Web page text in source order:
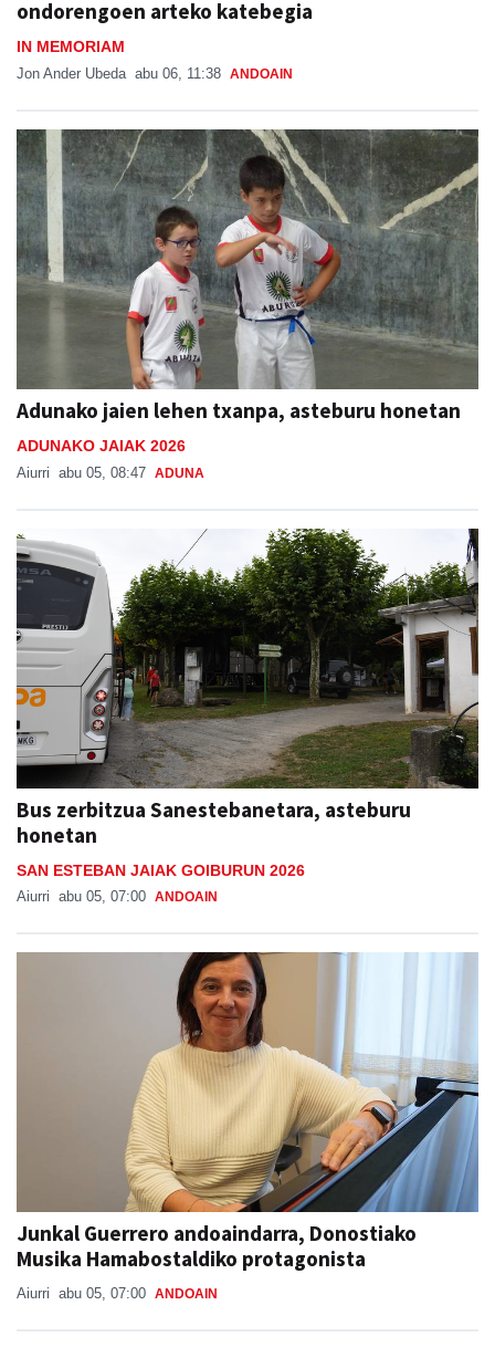
ondorengoen arteko katebegia
IN MEMORIAM
Jon Ander Ubeda abu 06, 11:38 ANDOAIN
Adunako jaien lehen txanpa, asteburu honetan
ADUNAKO JAIAK 2026
Aiurri abu 05, 08:47 ADUNA
Bus zerbitzua Sanestebanetara, asteburu
honetan
SAN ESTEBAN JAIAK GOIBURUN 2026
Aiurri abu 05, 07:00 ANDOAIN
Junkal Guerrero andoaindarra, Donostiako
Musika Hamabostaldiko protagonista
Aiurri abu 05, 07:00 ANDOAIN